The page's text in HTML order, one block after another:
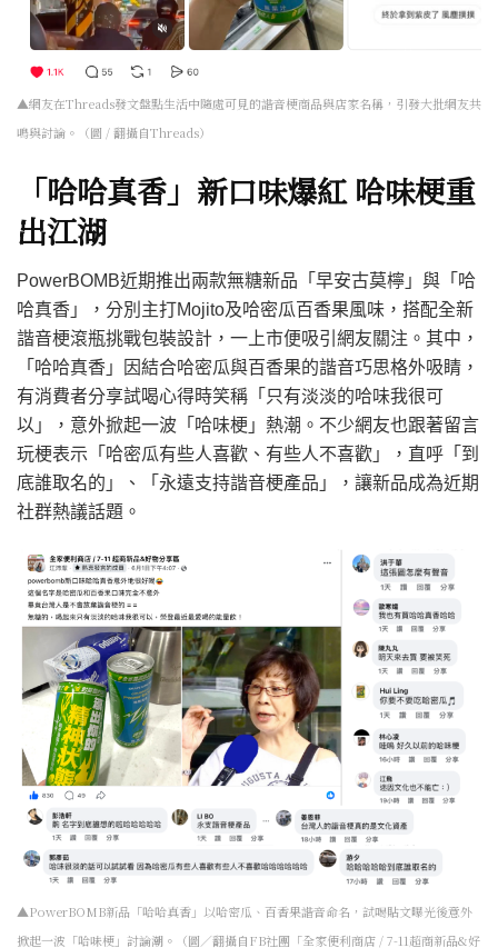
▲網友在Threads發文盤點生活中隨處可見的諧音梗商品與店家名稱，引發大批網友共
鳴與討論。（圖 / 翻攝自Threads）
「哈哈真香」新口味爆紅 哈味梗重
出江湖
PowerBOMB近期推出兩款無糖新品「早安古莫檸」與「哈
哈真香」，分別主打Mojito及哈密瓜百香果風味，搭配全新
諧音梗滾瓶挑戰包裝設計，一上市便吸引網友關注。其中，
「哈哈真香」因結合哈密瓜與百香果的諧音巧思格外吸睛，
有消費者分享試喝心得時笑稱「只有淡淡的哈味我很可
以」，意外掀起一波「哈味梗」熱潮。不少網友也跟著留言
玩梗表示「哈密瓜有些人喜歡、有些人不喜歡」，直呼「到
底誰取名的」、「永遠支持諧音梗產品」，讓新品成為近期
社群熱議話題。
▲PowerBOMB新品「哈哈真香」以哈密瓜、百香果諧音命名，試喝貼文曝光後意外
掀起一波「哈味梗」討論潮。（圖／翻攝自FB社團「全家便利商店 / 7-11超商新品&好